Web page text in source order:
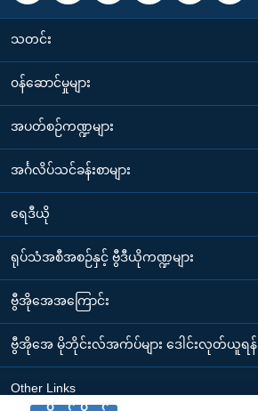
သတင်း
၀န်ဆောင်မှုများ
အပတ်စဉ်ကဏ္ဍများ
အင်္ဂလိပ်သင်ခန်းစာများ
ရေဒီယို
ရုပ်သံအစီအစဉ်နှင့် ဗွီဒီယိုကဏ္ဍများ
ဗွီအိုအေအကြောင်း
ဗွီအိုအေ မိုဘိုင်းလ်အက်ပ်များ ဒေါင်းလုတ်ယူရန်
Other Links